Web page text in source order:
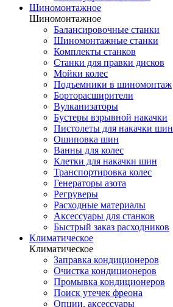
Шиномонтажное
Шиномонтажное
Балансировочные станки
Шиномонтажные станки
Комплекты станков
Станки для правки дисков
Мойки колес
Подъемники в шиномонтаж
Борторасширители
Вулканизаторы
Бустеры взрывной накачки
Пистолеты для накачки шин
Ошиповка шин
Ванны для колес
Клетки для накачки шин
Транспортировка колес
Генераторы азота
Регруверы
Расходные материалы
Аксессуары для станков
Быстрый заказ расходников
Климатическое
Климатическое
Заправка кондиционеров
Очистка кондиционеров
Промывка кондиционеров
Поиск утечек фреона
Опции, аксессуары